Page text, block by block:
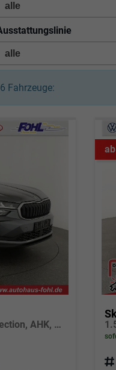
Fahrzeuge:
1.5 TSI mHEV 110 kW Selection DSG Selection, AHK, Navi, Side, Kamera, Winter, 4 J.- Garantie
Fahrzeugnr.